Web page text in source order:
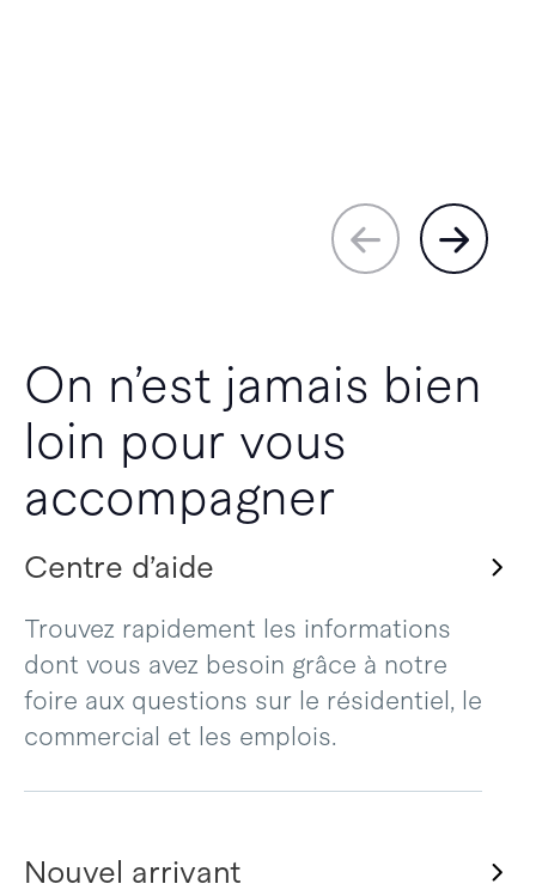
On n’est jamais bien
loin pour vous
accompagner
Centre d’aide
Trouvez rapidement les informations
dont vous avez besoin grâce à notre
foire aux questions sur le résidentiel, le
commercial et les emplois.
Nouvel arrivant